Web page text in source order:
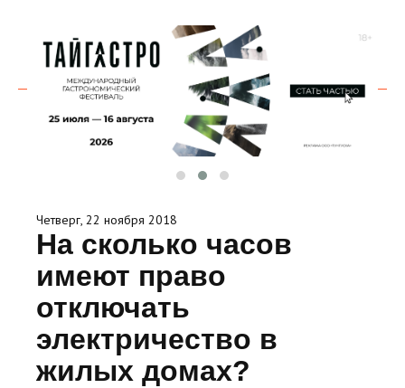
Четверг, 22 ноября 2018
На сколько часов
имеют право
отключать
электричество в
жилых домах?